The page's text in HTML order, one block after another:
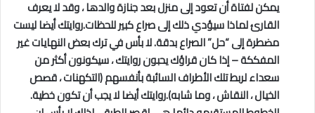
يمكن لفتاة أن تعود إلى منزل بعد جنازة والدها ، وقد لا يعرف
القارئ لماذا سيؤدي ذلك إلى صراع كبير للحظات.روايتك أيضا ليست
مضطرة إلى “حل” الصراع بدقة. لا بأس في ترك بعض النهايات غير
المفككة – إذا كان قراؤك يحبون روايتك ، سيكونون أكثر من
سعداء لربط تلك الأطراف السائبة بأنفسهم (التكهنات ، قصص
الخيال ، النقاش ، وما شابه).روايتك أيضا لا يجب أن تكون خطية.